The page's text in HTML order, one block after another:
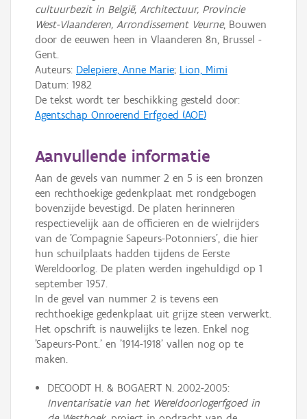
cultuurbezit in België, Architectuur, Provincie
West-Vlaanderen, Arrondissement Veurne, Bouwen
door de eeuwen heen in Vlaanderen 8n, Brussel -
Gent.
Auteurs: Delepiere, Anne Marie; Lion, Mimi
Datum: 1982
De tekst wordt ter beschikking gesteld door:
Agentschap Onroerend Erfgoed (AOE)
Aanvullende informatie
Aan de gevels van nummer 2 en 5 is een bronzen
een rechthoekige gedenkplaat met rondgebogen
bovenzijde bevestigd. De platen herinneren
respectievelijk aan de officieren en de wielrijders
van de 'Compagnie Sapeurs-Potonniers', die hier
hun schuilplaats hadden tijdens de Eerste
Wereldoorlog. De platen werden ingehuldigd op 1
september 1957.
In de gevel van nummer 2 is tevens een
rechthoekige gedenkplaat uit grijze steen verwerkt.
Het opschrift is nauwelijks te lezen. Enkel nog
'Sapeurs-Pont.' en '1914-1918' vallen nog op te
maken.
DECOODT H. & BOGAERT N. 2002-2005:
Inventarisatie van het Wereldoorlogerfgoed in